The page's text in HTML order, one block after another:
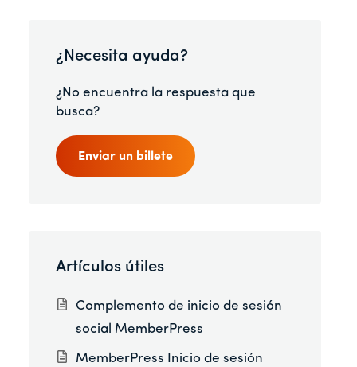
¿Necesita ayuda?
¿No encuentra la respuesta que
busca?
Enviar un billete
Artículos útiles
Complemento de inicio de sesión
social MemberPress
MemberPress Inicio de sesión